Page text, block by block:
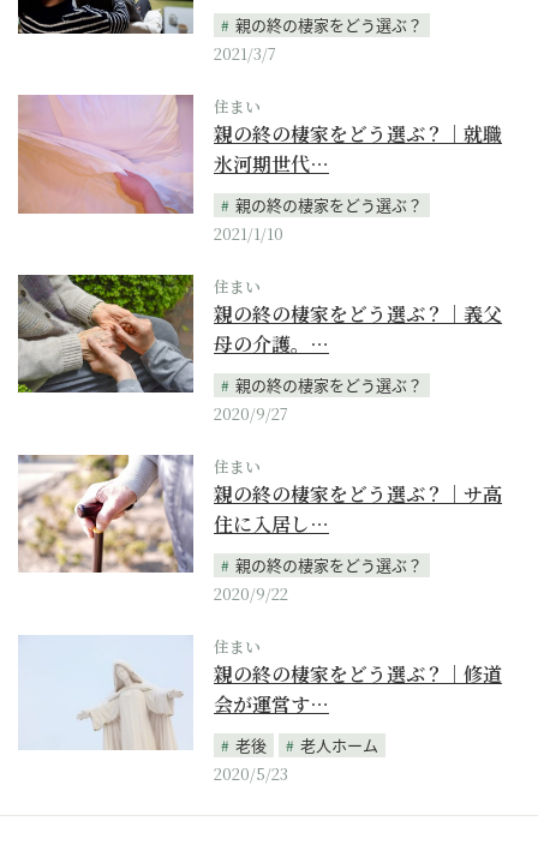
親の終の棲家をどう選ぶ？
2021/3/7
住まい
親の終の棲家をどう選ぶ？｜就職
氷河期世代…
親の終の棲家をどう選ぶ？
2021/1/10
住まい
親の終の棲家をどう選ぶ？｜義父
母の介護。…
親の終の棲家をどう選ぶ？
2020/9/27
住まい
親の終の棲家をどう選ぶ？｜サ高
住に入居し…
親の終の棲家をどう選ぶ？
2020/9/22
住まい
親の終の棲家をどう選ぶ？｜修道
会が運営す…
老後
老人ホーム
2020/5/23